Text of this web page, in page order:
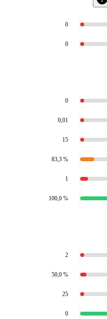
0
0
0
0,01
15
83,3 %
1
100,0 %
2
50,0 %
25
0